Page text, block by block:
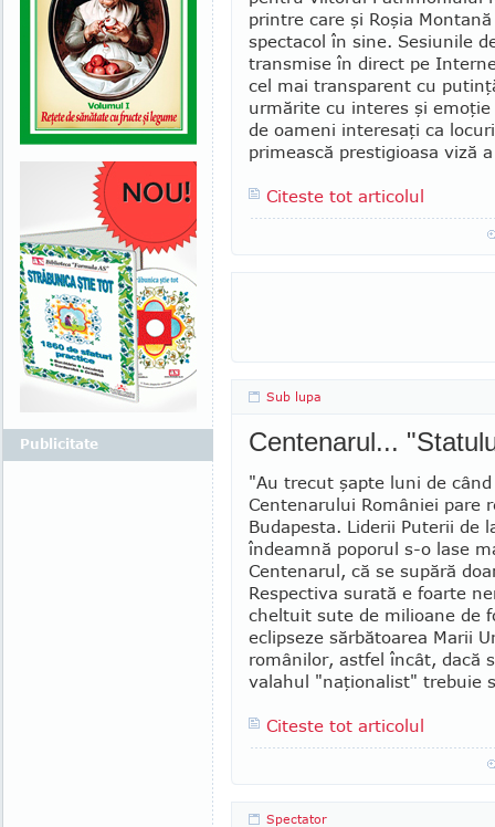
prin­tre care şi Roşia
spec­tacol în sine. Sesiunile
transmise în direct pe
cel mai transparent cu
urmărite cu interes şi
de oameni interesaţi ca
primească prestigi­oasa viză
Citeste tot articolul
Sub lupa
Centenarul...
"Au trecut şapte luni de
Cente­na­rului României pare
Budapesta. Liderii Pu­terii de
îndeamnă poporul s-o lase
Centenarul, că se supără
Res­­pectiva surată e foarte
cheltuit sute de mi­­­lioane de
eclipseze sărbătoarea Marii
românilor, astfel încât, dacă
va­lahul "naţionalist" trebuie
Citeste tot articolul
Spectator
Publicitate